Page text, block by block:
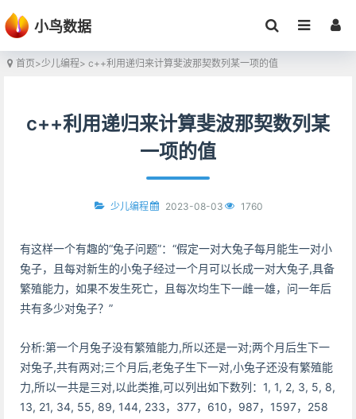
小鸟数据
首页>少儿编程> c++利用递归来计算斐波那契数列某一项的值
c++利用递归来计算斐波那契数列某
一项的值
少儿编程 2023-08-03 1760
有这样一个有趣的“兔子问题”：“假定一对大兔子每月能生一对小
兔子，且每对新生的小兔子经过一个月可以长成一对大兔子,具备
繁殖能力，如果不发生死亡，且每次均生下一雌一雄，问一年后
共有多少对兔子？”
分析:第一个月兔子没有繁殖能力,所以还是一对;两个月后生下一
对兔子,共有两对;三个月后,老兔子生下一对,小兔子还没有繁殖能
力,所以一共是三对,以此类推,可以列出如下数列：1, 1, 2, 3, 5, 8,
13, 21, 34, 55, 89, 144, 233，377，610，987，1597，258